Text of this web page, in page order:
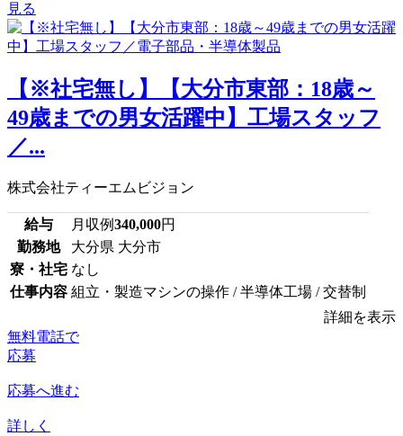
見る
【※社宅無し】【大分市東部：18歳～
49歳までの男女活躍中】工場スタッフ
／...
株式会社ティーエムビジョン
給与 月収例340,000円
勤務地
大分県 大分市
寮・社宅 なし
仕事内容 組立・製造マシンの操作 / 半導体工場 / 交替制
詳細を表示
無料電話で
応募
応募へ進む
詳しく